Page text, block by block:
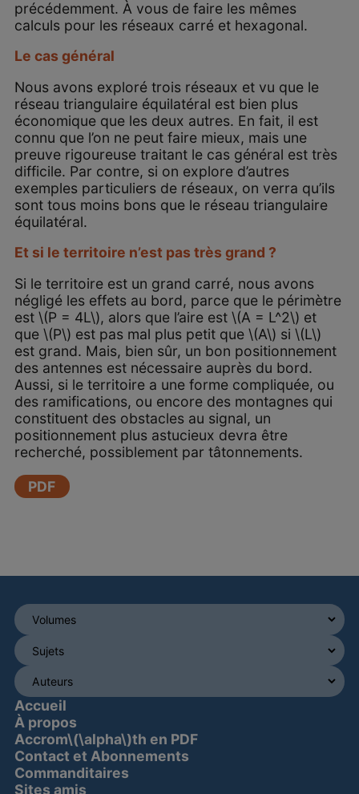
précédemment. À vous de faire les mêmes
calculs pour les réseaux carré et hexagonal.
Le cas général
Nous avons exploré trois réseaux et vu que le
réseau triangulaire équilatéral est bien plus
économique que les deux autres. En fait, il est
connu que l’on ne peut faire mieux, mais une
preuve rigoureuse traitant le cas général est très
difficile. Par contre, si on explore d’autres
exemples particuliers de réseaux, on verra qu’ils
sont tous moins bons que le réseau triangulaire
équilatéral.
Et si le territoire n’est pas très grand ?
Si le territoire est un grand carré, nous avons
négligé les effets au bord, parce que le périmètre
est \(P = 4L\), alors que l’aire est \(A = L^2\) et
que \(P\) est pas mal plus petit que \(A\) si \(L\)
est grand. Mais, bien sûr, un bon positionnement
des antennes est nécessaire auprès du bord.
Aussi, si le territoire a une forme compliquée, ou
des ramifications, ou encore des montagnes qui
constituent des obstacles au signal, un
positionnement plus astucieux devra être
recherché, possiblement par tâtonnements.
PDF
Accueil
À propos
Accrom\(\alpha\)th en PDF
Contact et Abonnements
Commanditaires
Sites amis